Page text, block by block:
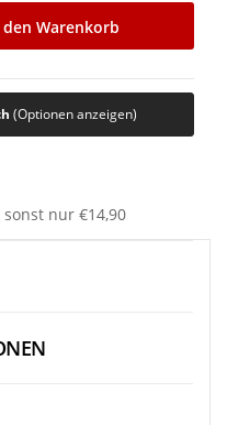
den Warenkorb
(Optionen anzeigen)
nur €14,90